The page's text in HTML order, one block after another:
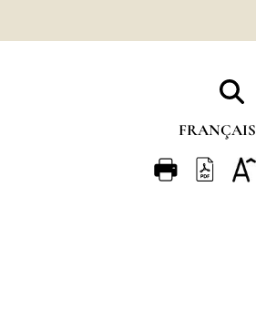
FRANÇAIS
FRANÇAIS